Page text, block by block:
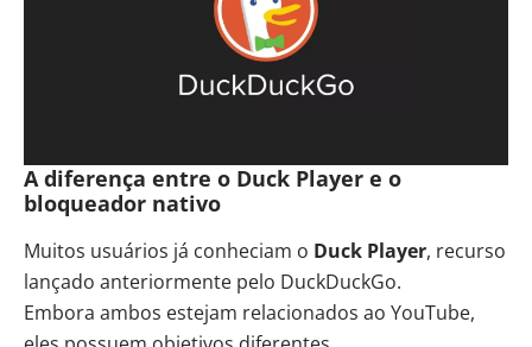
A diferença entre o Duck Player e o
bloqueador nativo
Muitos usuários já conheciam o Duck Player, recurso
lançado anteriormente pelo DuckDuckGo.
Embora ambos estejam relacionados ao YouTube,